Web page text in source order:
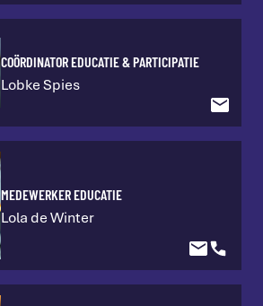
COÖRDINATOR EDUCATIE & PARTICIPATIE
Lobke Spies
MEDEWERKER EDUCATIE
Lola de Winter